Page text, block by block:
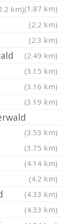
(1.87 km)
km)
(2.2 km)
(2.3 km)
(2.49 km)
(3.15 km)
(3.16 km)
(3.19 km)
(3.53 km)
(3.75 km)
(4.14 km)
(4.2 km)
(4.33 km)
(4.33 km)